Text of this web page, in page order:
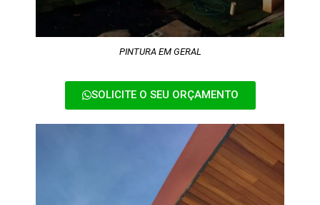
PINTURA EM GERAL
SOLICITE O SEU ORÇAMENTO